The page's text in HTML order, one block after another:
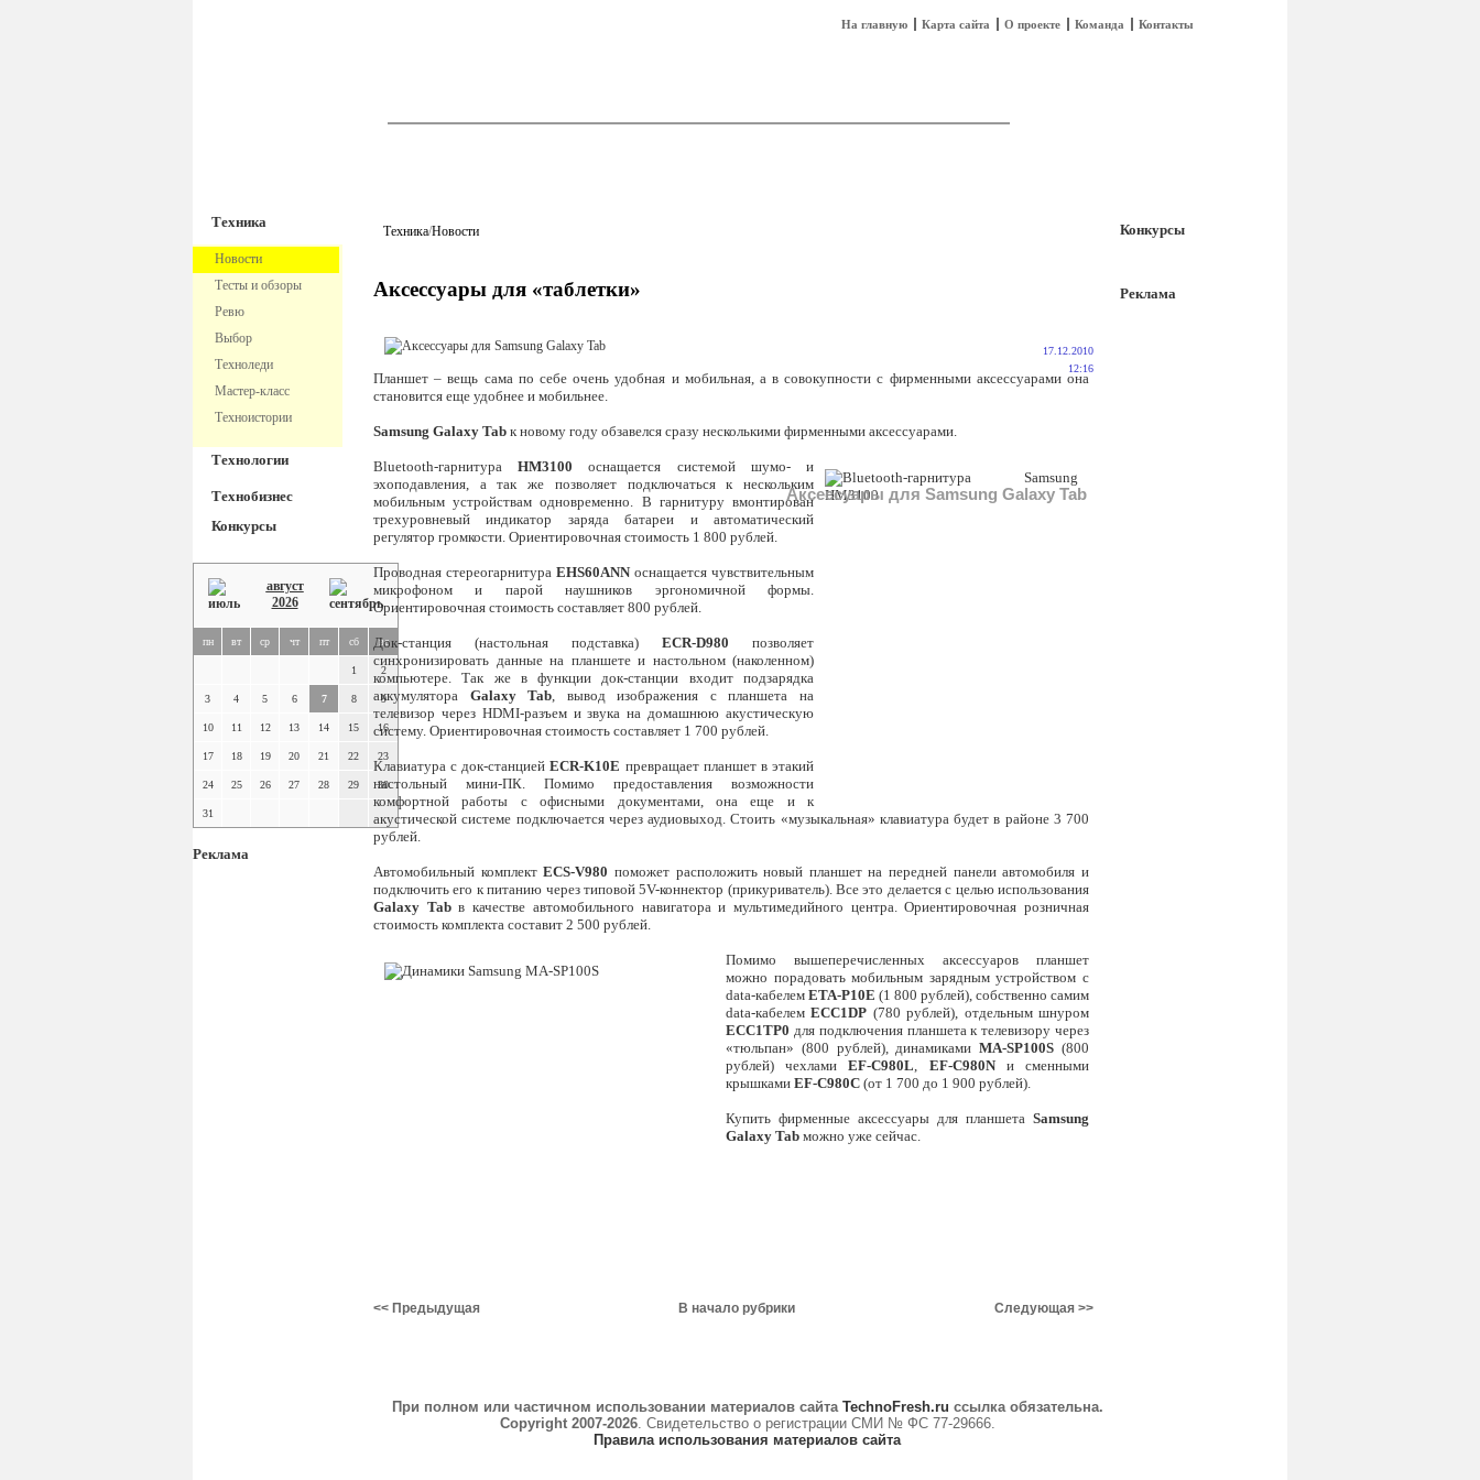
На главную Карта сайта О проекте Команда Контакты
Техника
Новости
Тесты и обзоры
Ревю
Выбор
Техноледи
Мастер-класс
Техноистории
Технологии
Технобизнес
Конкурсы
август
2026
пн вт ср чт пт сб вс
1 2
3 4 5 6 7 8 9
10 11 12 13 14 15 16
17 18 19 20 21 22 23
24 25 26 27 28 29 30
31
Реклама
Техника/Новости
Аксессуары для «таблетки»
Аксессуары для Samsung Galaxy Tab
17.12.2010
12:16
Планшет – вещь сама по себе очень удобная и мобильная, а в совокупности с фирменными аксессуарами она
становится еще удобнее и мобильнее.
Samsung Galaxy Tab к новому году обзавелся сразу несколькими фирменными аксессуарами.
Bluetooth-гарнитураHM3100 оснащается системой шумо- и
эхоподавления, а так же позволяет подключаться к нескольким
мобильным устройствам одновременно. В гарнитуру вмонтирован
трехуровневый индикатор заряда батареи и автоматический
регулятор громкости. Ориентировочная стоимость 1 800 рублей.
Проводная стереогарнитура EHS60ANN оснащается чувствительным
микрофоном и парой наушников эргономичной формы.
Ориентировочная стоимость составляет 800 рублей.
Док-станция (настольная подставка) ECR-D980 позволяет
синхронизировать данные на планшете и настольном (наколенном)
компьютере. Так же в функции док-станции входит подзарядка
аккумулятора Galaxy Tab, вывод изображения с планшета на
телевизор через HDMI-разъем и звука на домашнюю акустическую
систему. Ориентировочная стоимость составляет 1 700 рублей.
Клавиатура с док-станцией ECR-K10E превращает планшет в этакий
настольный мини-ПК. Помимо предоставления возможности
комфортной работы с офисными документами, она еще и к
акустической системе подключается через аудиовыход. Стоить «музыкальная» клавиатура будет в районе 3 700
рублей.
Автомобильный комплектECS-V980 поможет расположить новый планшет на передней панели автомобиля и
подключить его к питанию через типовой 5V-коннектор (прикуриватель). Все это делается с целью использования
Galaxy Tabв качестве автомобильного навигатора и мультимедийного центра. Ориентировочная розничная
стоимость комплекта составит 2 500 рублей.
Помимо вышеперечисленных аксессуаров планшет
можно порадовать мобильным зарядным устройством с
data-кабелем ETA-P10E (1 800 рублей), собственно самим
data-кабелемECC1DP (780 рублей), отдельным шнуром
ECC1TP0 для подключения планшета к телевизору через
«тюльпан» (800 рублей), динамикамиMA-SP100S (800
рублей) чехламиEF-C980L, EF-C980Nи сменными
крышками EF-C980C (от 1 700 до 1 900 рублей).
Купить фирменные аксессуары для планшета Samsung
Galaxy Tab можно уже сейчас.
<< Предыдущая В начало рубрики Следующая >>
Конкурсы
Реклама
При полном или частичном использовании материалов сайта TechnoFresh.ru ссылка обязательна.
Copyright 2007-2026. Свидетельство о регистрации СМИ № ФС 77-29666.
Правила использования материалов сайта